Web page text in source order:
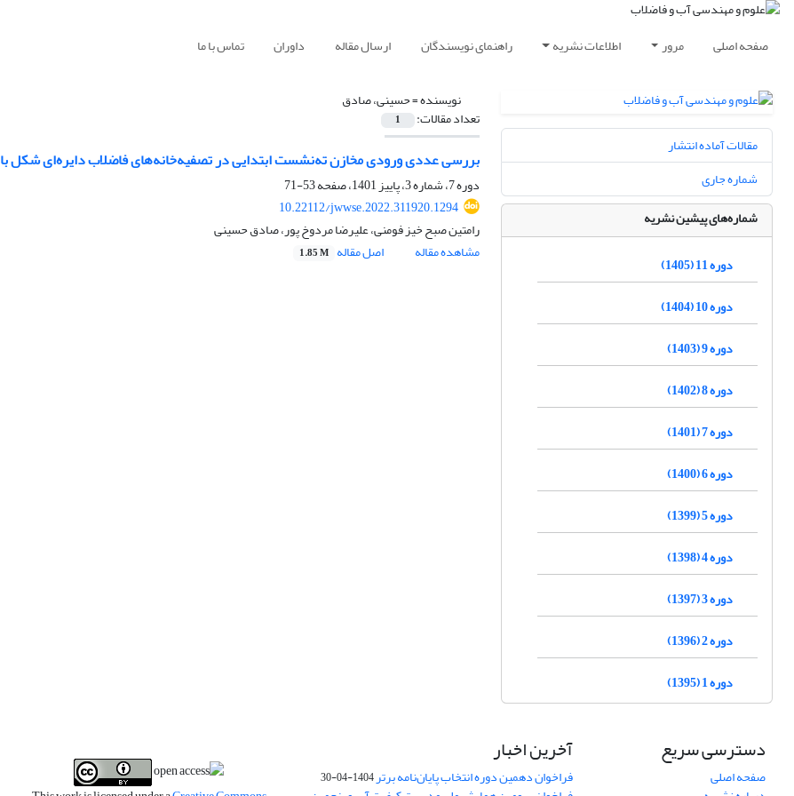
صفحه اصلی مرور اطلاعات نشریه راهنمای نویسندگان ارسال مقاله داوران تماس با ما
نویسنده =حسینی، صادق
تعداد مقالات: 1
بررسی عددی ورودی مخازن ته‌نشست ابتدایی در تصفیه‌خانه‌های فاضلاب دایره‌ای شکل با Flow3D
دوره 7، شماره 3، پاییز 1401، صفحه
53-71
10.22112/jwwse.2022.311920.1294
رامتین صبح خیز فومنی، علیرضا مردوخ پور، صادق حسینی
مشاهده مقاله
اصل مقاله 1.85 M
مقالات آماده انتشار
شماره جاری
شماره‌های پیشین نشریه
دوره 11 (1405)
دوره 10 (1404)
دوره 9 (1403)
دوره 8 (1402)
دوره 7 (1401)
دوره 6 (1400)
دوره 5 (1399)
دوره 4 (1398)
دوره 3 (1397)
دوره 2 (1396)
دوره 1 (1395)
دسترسی سریع
صفحه اصلی
آخرین اخبار
فراخوان دهمین دوره انتخاب پایان‌نامه برتر1404-04-30